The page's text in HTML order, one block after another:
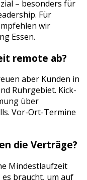
– besonders für
Für
wir
Essen.
remote ab?
aber Kunden in
Ruhrgebiet. Kick-
über
Vor-Ort-Termine
die Verträge?
Mindestlaufzeit
es braucht, um auf